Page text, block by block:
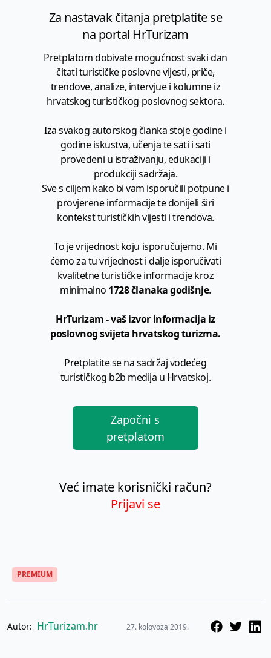
Za nastavak čitanja pretplatite se
na portal HrTurizam
Pretplatom dobivate mogućnost svaki dan
čitati turističke poslovne vijesti, priče,
trendove, analize, intervjue i kolumne iz
hrvatskog turističkog poslovnog sektora.
Iza svakog autorskog članka stoje godine i
godine iskustva, učenja te sati i sati
provedeni u istraživanju, edukaciji i
produkciji sadržaja.
Sve s ciljem kako bi vam isporučili potpune i
provjerene informacije te donijeli širi
kontekst turističkih vijesti i trendova.
To je vrijednost koju isporučujemo. Mi
ćemo za tu vrijednost i dalje isporučivati
kvalitetne turističke informacije kroz
minimalno 1728 članaka godišnje.
HrTurizam - vaš izvor informacija iz
poslovnog svijeta hrvatskog turizma.
Pretplatite se na sadržaj vodećeg
turističkog b2b medija u Hrvatskoj.
Započni s
pretplatom
Već imate korisnički račun?
Prijavi se
PREMIUM
Autor: HrTurizam.hr 27. kolovoza 2019.